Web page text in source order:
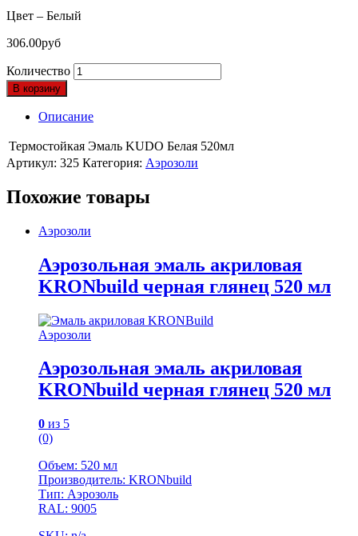
Цвет – Белый
306.00руб
Количество
В корзину
Описание
Термостойкая Эмаль KUDO Белая 520мл
Артикул: 325 Категория: Аэрозоли
Похожие товары
Аэрозоли
Аэрозольная эмаль акриловая
KRONbuild черная глянец 520 мл
Аэрозоли
Аэрозольная эмаль акриловая
KRONbuild черная глянец 520 мл
0 из 5
(0)
Объем: 520 мл
Производитель: KRONbuild
Тип: Аэрозоль
RAL: 9005